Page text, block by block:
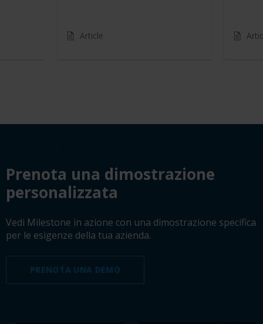
Article
Prenota una dimostrazione
personalizzata
Vedi Milestone in azione con una dimostrazione specifica
per le esigenze della tua azienda.
PRENOTA UNA DEMO